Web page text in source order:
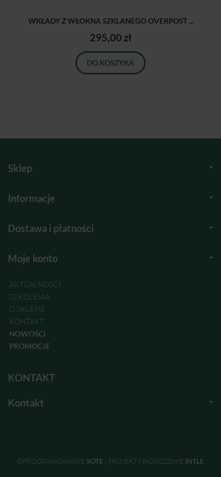
WKŁADY Z WŁOKNA SZKLANEGO OVERPOST ...
295,00 zł
DO KOSZYKA
Sklep
Informacje
Dostawa i płatności
Moje konto
AKTUALNOŚCI
SZKOLENIA
O SKLEPIE
KONTAKT
NOWOŚCI
PROMOCJE
KONTAKT
Kontakt
OPROGRAMOWANIE SOTE PROJEKT I WDROŻENIE INTLE